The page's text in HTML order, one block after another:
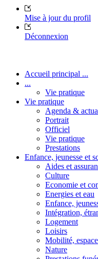
Mise à jour du profil
Déconnexion
Accueil principal ...
...
Vie pratique
Vie pratique
Agenda &
Portrait
Officiel
Vie pratique
Prestations
Enfance, jeunesse et
Aides et
Culture
Economie et
Energies et eau
Enfance,
Intégration,
Logement
Loisirs
Mobilité,
Nature